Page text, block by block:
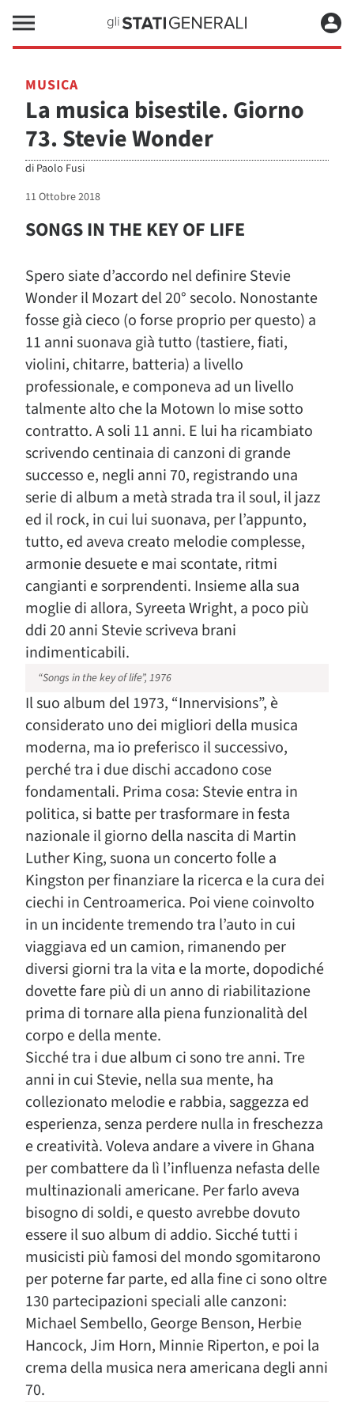
MUSICA
La musica bisestile. Giorno
73. Stevie Wonder
di Paolo Fusi
11 Ottobre 2018
SONGS IN THE KEY OF LIFE
Spero siate d’accordo nel definire Stevie
Wonder il Mozart del 20° secolo. Nonostante
fosse già cieco (o forse proprio per questo) a
11 anni suonava già tutto (tastiere, fiati,
violini, chitarre, batteria) a livello
professionale, e componeva ad un livello
talmente alto che la Motown lo mise sotto
contratto. A soli 11 anni. E lui ha ricambiato
scrivendo centinaia di canzoni di grande
successo e, negli anni 70, registrando una
serie di album a metà strada tra il soul, il jazz
ed il rock, in cui lui suonava, per l’appunto,
tutto, ed aveva creato melodie complesse,
armonie desuete e mai scontate, ritmi
cangianti e sorprendenti. Insieme alla sua
moglie di allora, Syreeta Wright, a poco più
ddi 20 anni Stevie scriveva brani
indimenticabili.
“Songs in the key of life”, 1976
Il suo album del 1973, “Innervisions”, è
considerato uno dei migliori della musica
moderna, ma io preferisco il successivo,
perché tra i due dischi accadono cose
fondamentali. Prima cosa: Stevie entra in
politica, si batte per trasformare in festa
nazionale il giorno della nascita di Martin
Luther King, suona un concerto folle a
Kingston per finanziare la ricerca e la cura dei
ciechi in Centroamerica. Poi viene coinvolto
in un incidente tremendo tra l’auto in cui
viaggiava ed un camion, rimanendo per
diversi giorni tra la vita e la morte, dopodiché
dovette fare più di un anno di riabilitazione
prima di tornare alla piena funzionalità del
corpo e della mente.
Sicché tra i due album ci sono tre anni. Tre
anni in cui Stevie, nella sua mente, ha
collezionato melodie e rabbia, saggezza ed
esperienza, senza perdere nulla in freschezza
e creatività. Voleva andare a vivere in Ghana
per combattere da lì l’influenza nefasta delle
multinazionali americane. Per farlo aveva
bisogno di soldi, e questo avrebbe dovuto
essere il suo album di addio. Sicché tutti i
musicisti più famosi del mondo sgomitarono
per poterne far parte, ed alla fine ci sono oltre
130 partecipazioni speciali alle canzoni:
Michael Sembello, George Benson, Herbie
Hancock, Jim Horn, Minnie Riperton, e poi la
crema della musica nera americana degli anni
70.